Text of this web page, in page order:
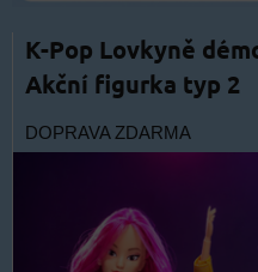
K-Pop Lovkyně
Akční figurka typ 2
DOPRAVA ZDARMA